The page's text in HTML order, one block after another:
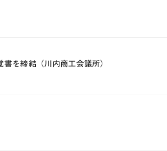
を締結（川内商工会議所）